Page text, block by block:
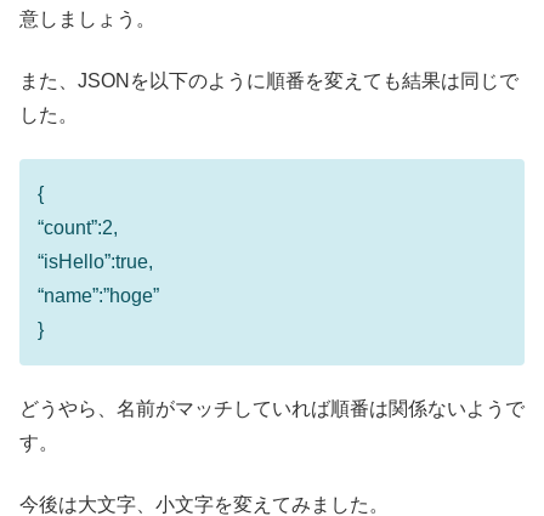
意しましょう。
また、JSONを以下のように順番を変えても結果は同じで
した。
{
“count”:2,
“isHello”:true,
“name”:”hoge”
}
どうやら、名前がマッチしていれば順番は関係ないようで
す。
今後は大文字、小文字を変えてみました。